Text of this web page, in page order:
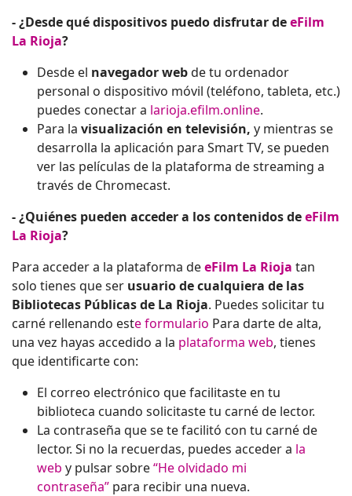
- ¿Desde qué dispositivos puedo disfrutar deeFilm
La Rioja?
Desde el navegador webde tu ordenador
personal o dispositivo móvil (teléfono, tableta, etc.)
puedes conectar a larioja.efilm.online.
Para la visualización en televisión, y mientras se
desarrolla la aplicación para Smart TV, se pueden
ver las películas de la plataforma de streaming a
través de Chromecast.
- ¿Quiénes pueden acceder a los contenidos deeFilm
La Rioja?
Para acceder a la plataforma deeFilm La Rioja tan
solo tienes que ser usuario de cualquiera de las
Bibliotecas Públicas de La Rioja. Puedes solicitar tu
carné rellenando este formulario Para darte de alta,
una vez hayas accedido a la plataforma web, tienes
que identificarte con:
El correo electrónico que facilitaste en tu
biblioteca cuando solicitaste tu carné de lector.
La contraseña que se te facilitó con tu carné de
lector. Si no la recuerdas, puedes acceder a la
web y pulsar sobre“He olvidado mi
contraseña” para recibir una nueva.